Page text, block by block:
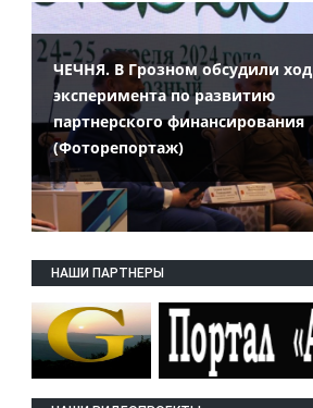
ЧЕЧНЯ. В Грозном обсудили ход
эксперимента по развитию
партнерского финансирования
(Фоторепортаж)
НАШИ ПАРТНЕРЫ